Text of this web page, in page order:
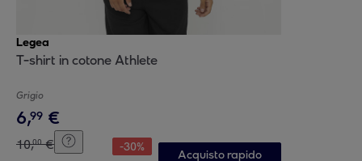
Legea
T-shirt in cotone Athlete
Grigio
6,99 €
10,00 € -30%
Acquisto rapido